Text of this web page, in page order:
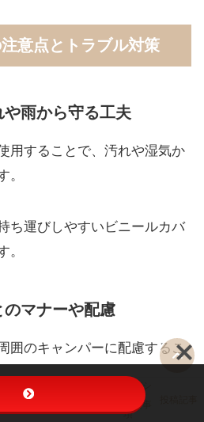
意点とトラブル対策
雨から守る工夫
用することで、汚れや湿気か
。
ち運びしやすいビニールカバ
。
マナーや配慮
囲のキャンパーに配慮するこ
キャンプ
クリスト
プライバシ
ーポリシ
ー・免責事
項